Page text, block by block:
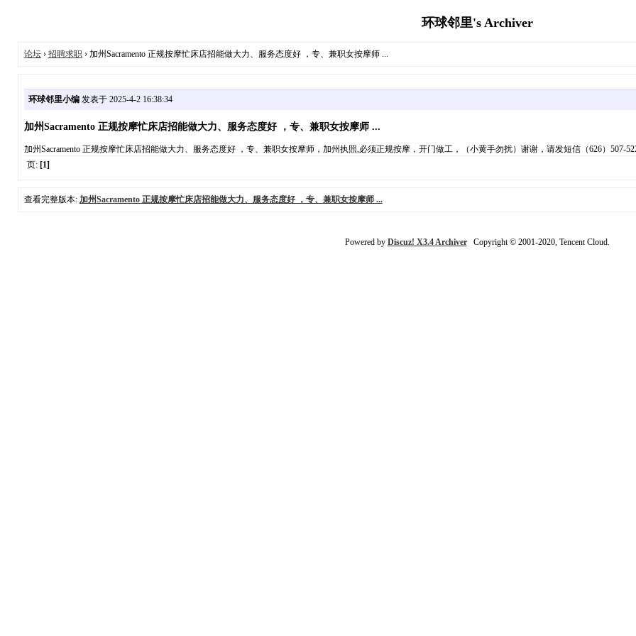
环球邻里's Archiver
论坛› 招聘求职› 加州Sacramento 正规按摩忙床店招能做大力、服务态度好 ，专、兼职女按摩师 ...
环球邻里小编发表于 2025-4-2 16:38:34
加州Sacramento 正规按摩忙床店招能做大力、服务态度好 ，专、兼职女按摩师 ...
加州Sacramento 正规按摩忙床店招能做大力、服务态度好 ，专、兼职女按摩师，加州执照,必须正规按摩，开门做工，（小黄手勿扰）谢谢，请发短信（626）507-
页: [1]
查看完整版本: 加州Sacramento 正规按摩忙床店招能做大力、服务态度好 ，专、兼职女按摩师 ...
Powered by Discuz! X3.4 ArchiverCopyright © 2001-2020, Tencent Cloud.